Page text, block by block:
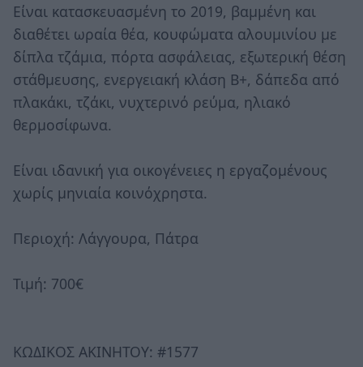
Είναι κατασκευασμένη το 2019, βαμμένη και
διαθέτει ωραία θέα, κουφώματα αλουμινίου με
δίπλα τζάμια, πόρτα ασφάλειας, εξωτερική θέση
στάθμευσης, ενεργειακή κλάση Β+, δάπεδα από
πλακάκι, τζάκι, νυχτερινό ρεύμα, ηλιακό
θερμοσίφωνα.
Είναι ιδανική για οικογένειες η εργαζομένους
χωρίς μηνιαία κοινόχρηστα.
Περιοχή: Λάγγουρα, Πάτρα
Τιμή: 700€
ΚΩΔΙΚΟΣ ΑΚΙΝΗΤΟΥ: #1577